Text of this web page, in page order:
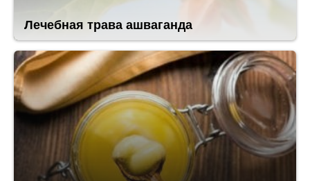
Лечебная трава ашваганда